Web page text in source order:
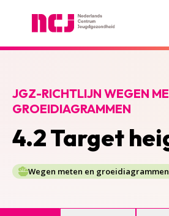
4.2 Target
JGZ-RICHTLIJN WEGEN
GROEIDIAGRAMMEN
Wegen meten en groeidiagrammen